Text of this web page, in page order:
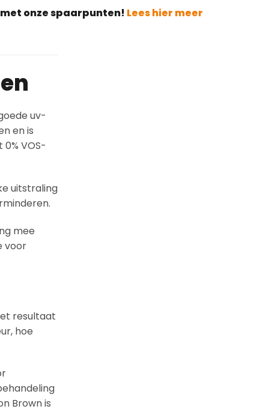
onze spaarpunten! Lees hier meer
uv-
en is
VOS-
uitstraling
mee
voor
resultaat
hoe
Brown is